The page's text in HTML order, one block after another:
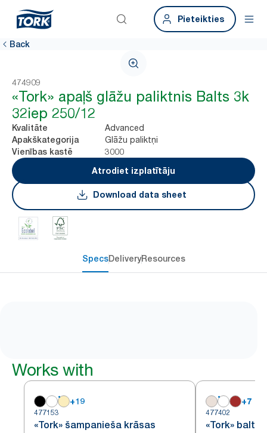
Pieteikties
Back
474909
«Tork» apaļš glāžu paliktnis Balts 3k
32iep 250/12
Kvalitāte Advanced
Apakškategorija Glāžu paliktņi
Vienības kastē
3000
Atrodiet izplatītāju
Download data sheet
SpecsDeliveryResources
Works with
+19
477153
«Tork» šampanieša krāsas
+7
477402
«Tork» balta